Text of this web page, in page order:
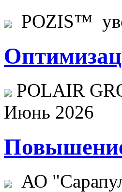
POZIS™
POLAIR
Июнь 2026
АО